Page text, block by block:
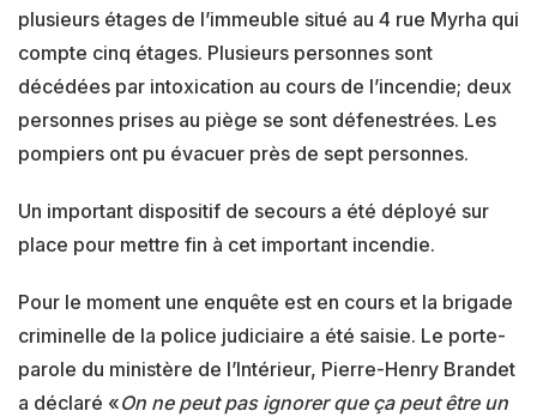
plusieurs étages de l’immeuble situé au 4 rue Myrha qui
compte cinq étages. Plusieurs personnes sont
décédées par intoxication au cours de l’incendie; deux
personnes prises au piège se sont défenestrées. Les
pompiers ont pu évacuer près de sept personnes.
Un important dispositif de secours a été déployé sur
place pour mettre fin à cet important incendie.
Pour le moment une enquête est en cours et la brigade
criminelle de la police judiciaire a été saisie. Le porte-
parole du ministère de l’Intérieur, Pierre-Henry Brandet
a déclaré «On ne peut pas ignorer que ça peut être un